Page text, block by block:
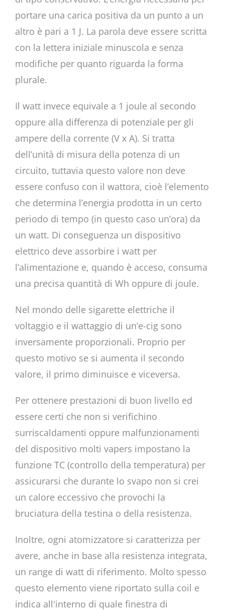
portare una carica positiva da un punto a un
altro è pari a 1 J. La parola deve essere scritta
con la lettera iniziale minuscola e senza
modifiche per quanto riguarda la forma
plurale.
Il watt invece equivale a 1 joule al secondo
oppure alla differenza di potenziale per gli
ampere della corrente (V x A). Si tratta
dell’unità di misura della potenza di un
circuito, tuttavia questo valore non deve
essere confuso con il wattora, cioè l’elemento
che determina l’energia prodotta in un certo
periodo di tempo (in questo caso un’ora) da
un watt. Di conseguenza un dispositivo
elettrico deve assorbire i watt per
l’alimentazione e, quando è acceso, consuma
una precisa quantità di Wh oppure di joule.
Nel mondo delle sigarette elettriche il
voltaggio e il wattaggio di un’e-cig sono
inversamente proporzionali. Proprio per
questo motivo se si aumenta il secondo
valore, il primo diminuisce e viceversa.
Per ottenere prestazioni di buon livello ed
essere certi che non si verifichino
surriscaldamenti oppure malfunzionamenti
del dispositivo molti vapers impostano la
funzione TC (controllo della temperatura) per
assicurarsi che durante lo svapo non si crei
un calore eccessivo che provochi la
bruciatura della testina o della resistenza.
Inoltre, ogni atomizzatore si caratterizza per
avere, anche in base alla resistenza integrata,
un range di watt di riferimento. Molto spesso
questo elemento viene riportato sulla coil e
indica all'interno di quale finestra di